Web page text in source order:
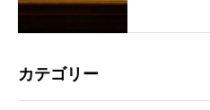
カテゴリー